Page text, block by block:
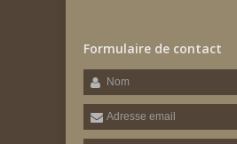
Formulaire de contact